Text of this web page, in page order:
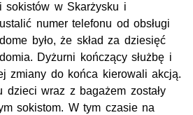
sokistów w Skarżysku i
numer telefonu od obsługi
było, że skład za dziesięć
Dyżurni kończący służbę i
zmiany do końca kierowali akcją.
dzieci wraz z bagażem zostały
sokistom. W tym czasie na